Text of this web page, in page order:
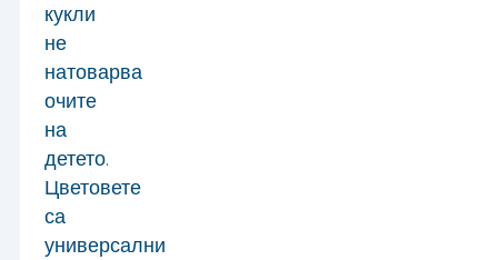
кукли
не
натоварва
очите
на
детето.
Цветовете
са
универсални